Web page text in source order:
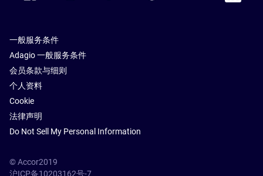
一般服务条件
Adagio 一般服务条件
会员条款与细则
个人资料
Cookie
法律声明
Do Not Sell My Personal Information
© Accor2019
沪ICP备10203162号-7